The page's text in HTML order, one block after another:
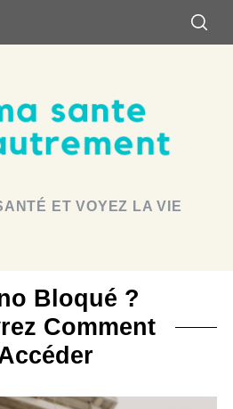
ET VOYEZ LA VIE
Bloqué ?
Comment